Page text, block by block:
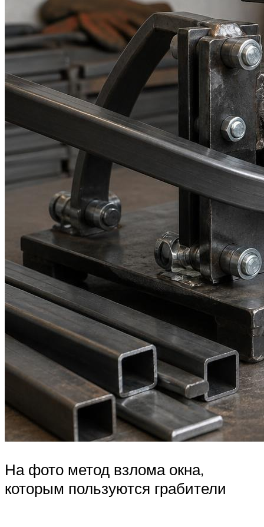
На фото метод взлома окна,
которым пользуются грабители